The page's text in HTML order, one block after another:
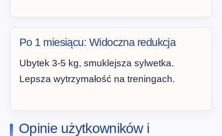
Po 1 miesiącu: Widoczna redukcja
Ubytek 3-5 kg, smuklejsza sylwetka.
Lepsza wytrzymałość na treningach.
Opinie użytkowników i